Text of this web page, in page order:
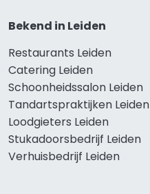
Bekend in Leiden
Restaurants Leiden
Catering Leiden
Schoonheidssalon Leiden
Tandartspraktijken Leiden
Loodgieters Leiden
Stukadoorsbedrijf Leiden
Verhuisbedrijf Leiden